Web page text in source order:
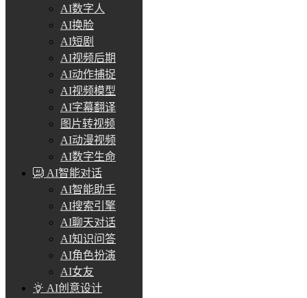
AI数字人
AI换脸
AI短剧
AI视频后期
AI动作捕捉
AI视频模型
AI字幕翻译
图片转视频
AI动漫视频
AI数字生命
AI智能对话
AI智能助手
AI搜索引擎
AI聊天对话
AI知识问答
AI角色扮演
AI女友
AI创意设计